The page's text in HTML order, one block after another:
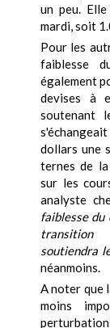
un peu.
mardi, soit
Pour les
faiblesse
également
devises à
soutenant
dollars une
ternes de
sur les
analyste
faiblesse
transition
soutiendra
néanmoins.
A noter que
moins